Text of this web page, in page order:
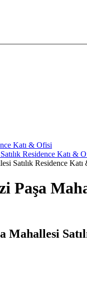
Katı & Ofisi
Residence Katı &
Satılık Residence
Paşa
Mahallesi